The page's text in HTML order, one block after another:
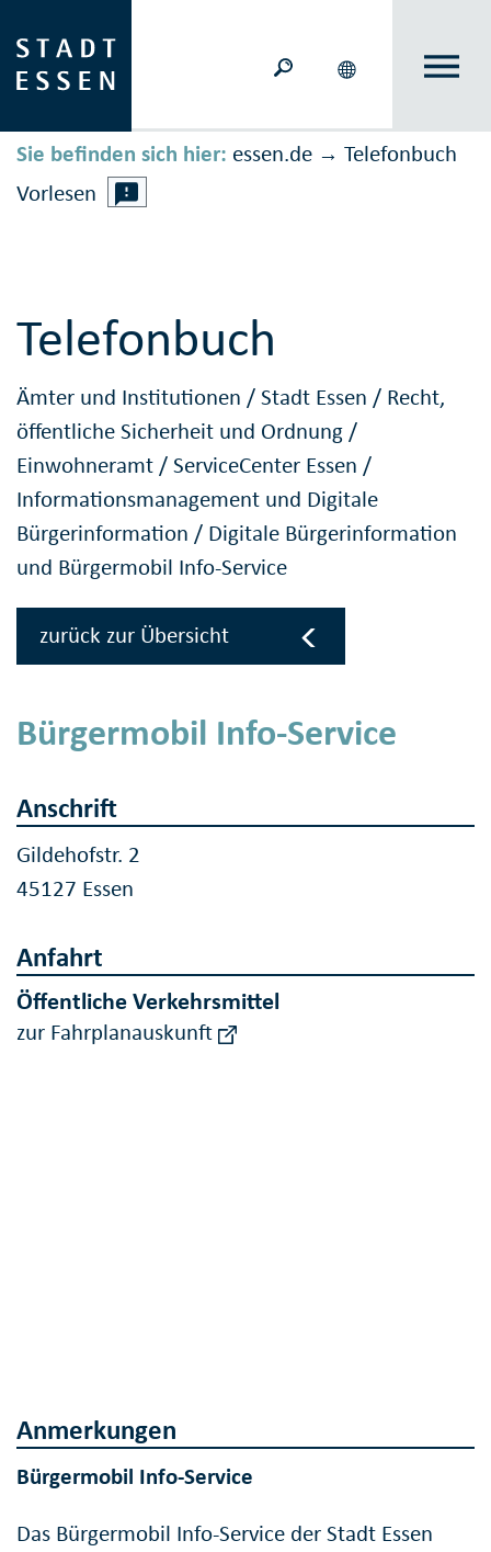
Sie befinden sich hier: essen.de → Telefonbuch
Vorlesen
Telefonbuch
Ämter und Institutionen /Stadt Essen / Recht,
öffentliche Sicherheit und Ordnung /
Einwohneramt /ServiceCenter Essen /
Informationsmanagement und Digitale
Bürgerinformation / Digitale Bürgerinformation
und Bürgermobil Info-Service
zurück zur Übersicht
Bürgermobil Info-Service
Anschrift
Gildehofstr. 2
45127 Essen
Anfahrt
Öffentliche Verkehrsmittel
zur Fahrplanauskunft
Anmerkungen
Bürgermobil Info-Service
Das Bürgermobil Info-Service der Stadt Essen